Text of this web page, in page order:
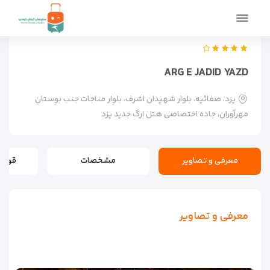
صفحه اصلی
ARG E JADID YAZD
یزد، صفائیه، بلوار شهیدان اشرف، بلوار مناجات جنب بوستان
مهرآوران، جاده اختصاصی هتل ارگ جدید یزد
معرفی و تصاویر مشخصات
معرفی و تصاویر